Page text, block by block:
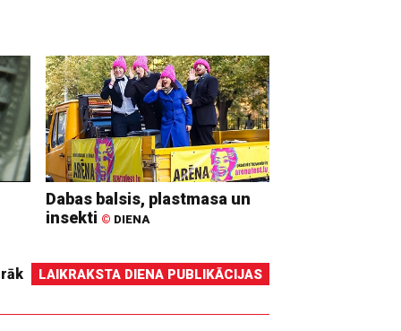
Dabas balsis, plastmasa un
insekti © DIENA
LAIKRAKSTA DIENA PUBLIKĀCIJAS